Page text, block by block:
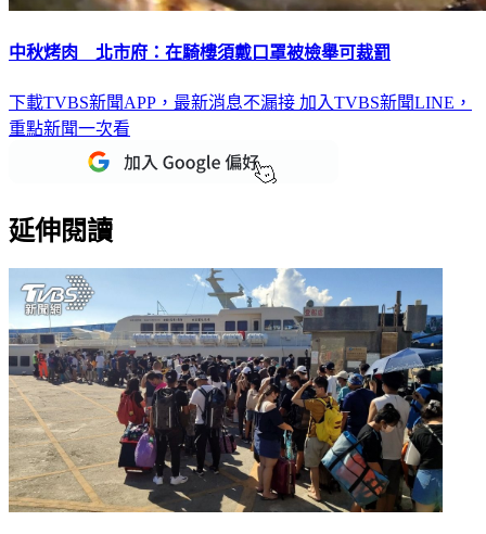
中秋烤肉 北市府：在騎樓須戴口罩被檢舉可裁罰
下載TVBS新聞APP，最新消息不漏接 加入TVBS新聞LINE，
重點新聞一次看
延伸閱讀